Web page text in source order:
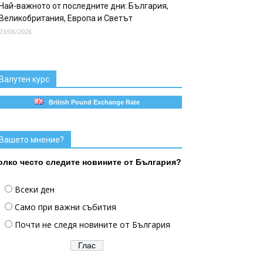
важното от последните дни: България,
Европа и Светът
06/2026
курс
British Pound Exchange Rate
мнение?
често следите новините от България?
Всеки ден
Само при важни събития
Почти не следя новините от България